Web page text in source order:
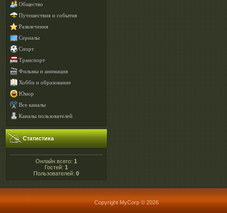
Общество
Путешествия и события
Развлечения
Сериалы
Спорт
Транспорт
Фильмы и анимация
Хобби и образование
Юмор
Все каналы
Каналы пользователей
Статистика
Онлайн всего: 1
Гостей: 1
Пользователей: 0
Copyright MyCorp © 2026